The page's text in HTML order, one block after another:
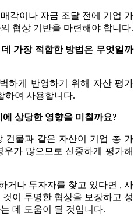
각이나 자금 조달 전에 기업 가
협상 기반을 마련해야 합니다.
가장 적합한 방법은 무엇일까
하게 반영하기 위해 자산 평가
하여 사용합니다.
상당한 영향을 미칠까요?
건물과 같은 자산이 기업 총 가
가 많으므로 신중하게 평가해
거나 투자자를 찾고 있다면 , 사
이 투명한 협상을 보장하고 성
데 도움이 될 것입니다.